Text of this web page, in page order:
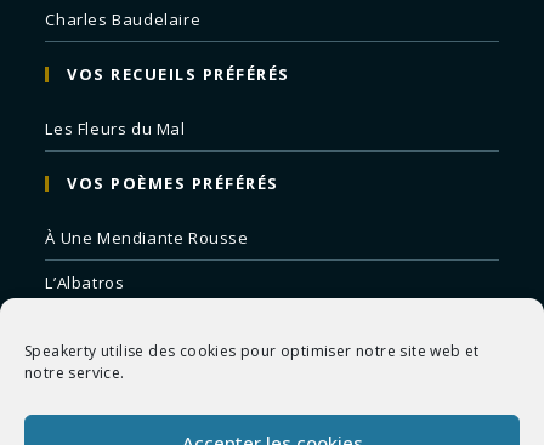
Speakerty utilise des cookies pour optimiser notre site web et
notre service.
Charles Baudelaire
VOS RECUEILS PRÉFÉRÉS
Les Fleurs du Mal
VOS POÈMES PRÉFÉRÉS
À Une Mendiante Rousse
L’Albatros
Remords Posthume
La Mort des Artistes